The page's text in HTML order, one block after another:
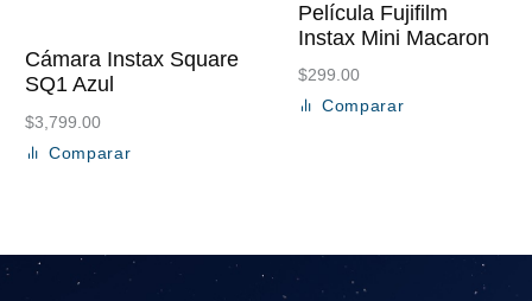
Cámara Instax Square
SQ1 Azul
$3,799.00
Añadir al carrito
Comparar
Película Fujifilm
Instax Mini Macaron
$299.00
Añadir al carrito
Comparar